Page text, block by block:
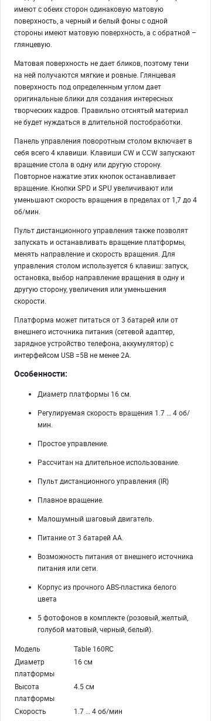
имеют с обеих сторон одинаковую матовую
поверхность, а черный и белый фоны с одной
стороны имеют матовую поверхность, а с обратной –
глянцевую.
Матовая поверхность не дает бликов, поэтому тени
на ней получаются мягкие и ровные. Глянцевая
поверхность под определенным углом дает
оригинальные блики для создания интересных
творческих кадров. Правильно отснятый материал
не будет нуждаться в длительной постобработки.
Панель управления поворотным столом включает в
себя всего 4 клавиши. Клавиши CW и CCW запускают
вращение стола в одну или другую сторону.
Повторное нажатие этих кнопок останавливает
вращение. Кнопки SPD и SPU увеличивают или
уменьшают скорость вращения в пределах от 1,7 до 4
об/мин.
Пульт дистанционного управления также позволят
запускать и останавливать вращение платформы,
менять направление и скорость вращения. Для
управления столом используется 6 клавиш: запуск,
остановка, выбор направление вращения в одну и
другую сторону, увеличения или уменьшения
скорости.
Платформа может питаться от 3 батарей или от
внешнего источника питания (сетевой адаптер,
зарядное устройство телефона, аккумулятор) с
интерфейсом USB =5В не менее 2А.
Особенности:
Диаметр платформы 16 см.
Регулируемая скорость вращения 1.7 … 4 об/
мин.
Простое управление.
Рассчитан на длительное использование.
Пульт дистанционного управления (IR)
Плавное вращение.
Малошумный шаговый двигатель.
Питание от 3 батарей AA.
Возможность питания от внешнего источника
питания или сети.
Корпус из прочного ABS-пластика белого
цвета
5 фотофонов в комплекте (розовый, желтый,
голубой матовый, черный, белый).
Модель
Table 160RC
Диаметр
платформы
16 см
Высота
платформы
4.5 см
Скорость
1.7 … 4 об/мин